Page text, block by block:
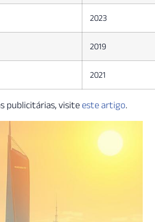
2023
2019
2021
publicitárias, visite este artigo.